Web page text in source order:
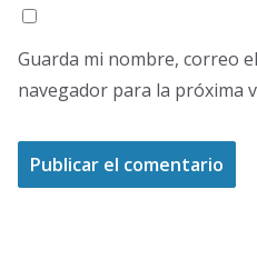
Guarda mi nombre, correo
navegador para la próxima